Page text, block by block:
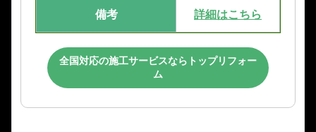
備考 詳細はこちら
全国対応の施工サービスならトップリフォー
ム